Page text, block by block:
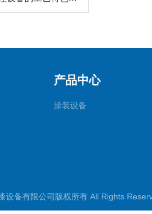
产品中心
涂装设备
设备有限公司版权所有 All Rights